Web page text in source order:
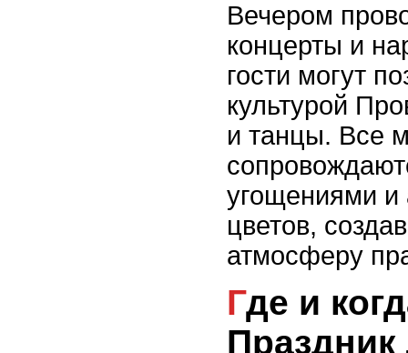
Вечером
концерты и
гости могут
культурой
и танцы. Все
угощениями
цветов,
атмосферу
Где и когда проходит